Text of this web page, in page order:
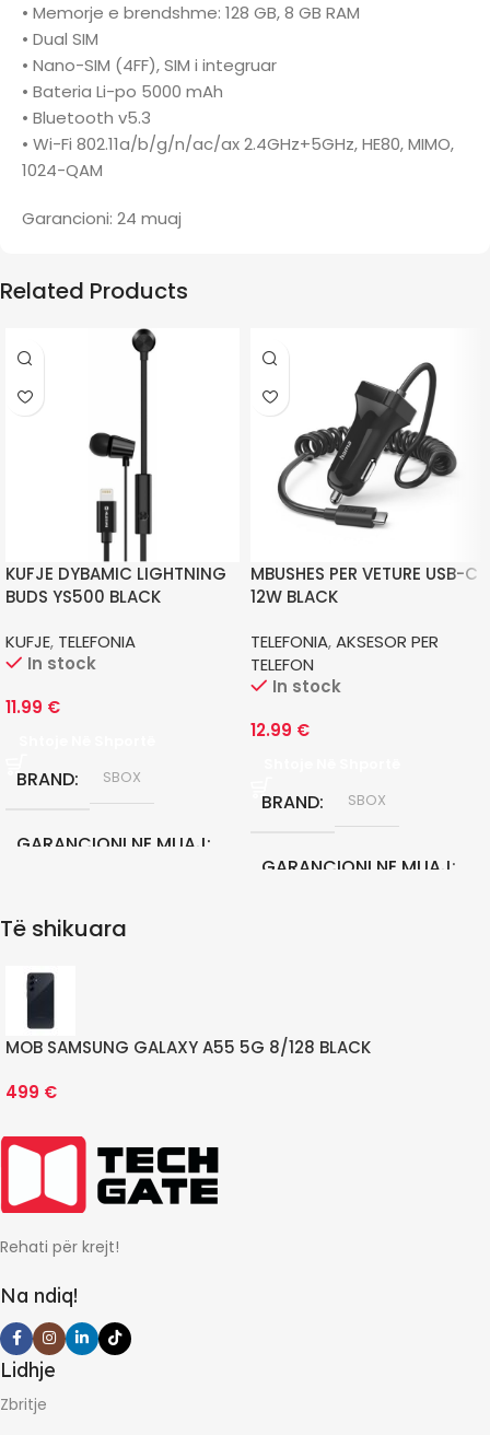
• Memorje e brendshme: 128 GB, 8 GB RAM
• Dual SIM
• Nano-SIM (4FF), SIM i integruar
• Bateria Li-po 5000 mAh
• Bluetooth v5.3
• Wi-Fi 802.11a/b/g/n/ac/ax 2.4GHz+5GHz, HE80, MIMO,
1024-QAM
Garancioni: 24 muaj
Related Products
KUFJE DYBAMIC LIGHTNING
BUDS YS500 BLACK
KUFJE, TELEFONIA
In stock
11.99 €
BRAND SBOX
GARANCIONI NE MUAJ
MBUSHES PER VETURE USB-C
12W BLACK
TELEFONIA,AKSESOR PER
TELEFON
In stock
12.99 €
BRAND SBOX
GARANCIONI NE MUAJ
Të shikuara
MOB SAMSUNG GALAXY A55 5G 8/128 BLACK
499 €
Rehati për krejt!
Na ndiq!
Lidhje
Zbritje